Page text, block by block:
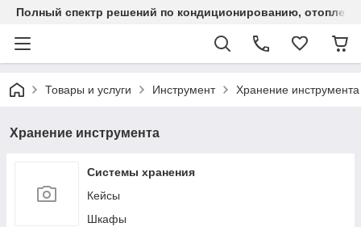
Полный спектр решений по кондиционированию,
Товары и услуги Инструмент Хранение инструмента
Хранение инструмента
Системы хранения
Кейсы
Шкафы